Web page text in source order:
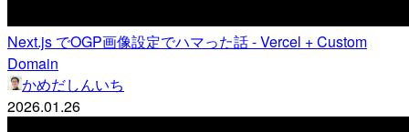
Next.js でOGP画像設定でハマった話 - Vercel + Custom
Domain
かめだしんいち
2026.01.26